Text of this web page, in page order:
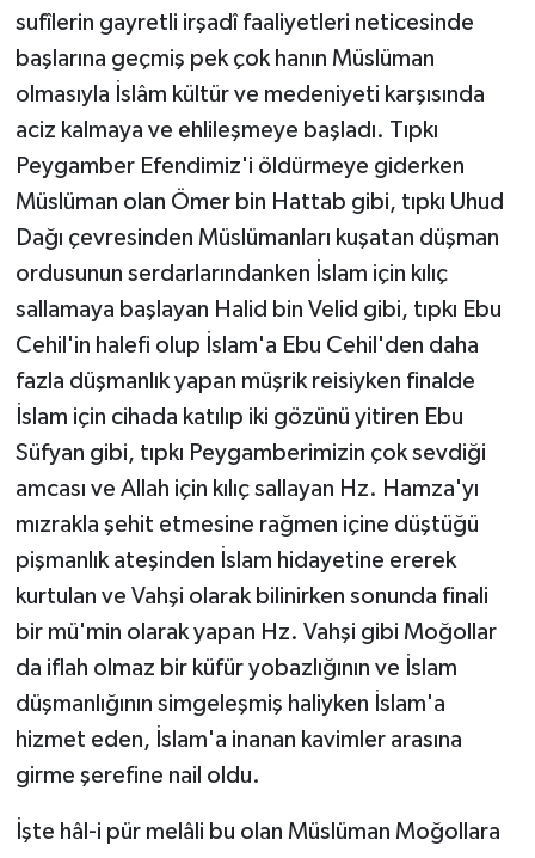
sufîlerin gayretli irşadî faaliyetleri neticesinde
başlarına geçmiş pek çok hanın Müslüman
olmasıyla İslâm kültür ve medeniyeti karşısında
aciz kalmaya ve ehlileşmeye başladı. Tıpkı
Peygamber Efendimiz'i öldürmeye giderken
Müslüman olan Ömer bin Hattab gibi, tıpkı Uhud
Dağı çevresinden Müslümanları kuşatan düşman
ordusunun serdarlarındanken İslam için kılıç
sallamaya başlayan Halid bin Velid gibi, tıpkı Ebu
Cehil'in halefi olup İslam'a Ebu Cehil'den daha
fazla düşmanlık yapan müşrik reisiyken finalde
İslam için cihada katılıp iki gözünü yitiren Ebu
Süfyan gibi, tıpkı Peygamberimizin çok sevdiği
amcası ve Allah için kılıç sallayan Hz. Hamza'yı
mızrakla şehit etmesine rağmen içine düştüğü
pişmanlık ateşinden İslam hidayetine ererek
kurtulan ve Vahşi olarak bilinirken sonunda finali
bir mü'min olarak yapan Hz. Vahşi gibi Moğollar
da iflah olmaz bir küfür yobazlığının ve İslam
düşmanlığının simgeleşmiş haliyken İslam'a
hizmet eden, İslam'a inanan kavimler arasına
girme şerefine nail oldu.
İşte hâl-i pür melâli bu olan Müslüman Moğollara